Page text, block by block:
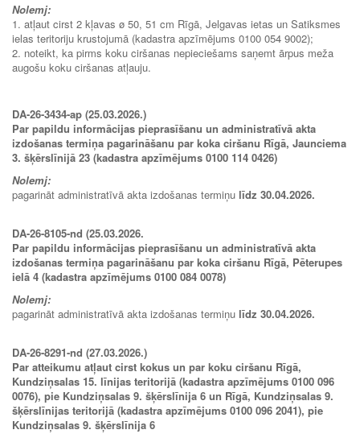
Nolemj:
1. atļaut cirst 2 kļavas ø 50, 51 cm Rīgā, Jelgavas ietas un Satiksmes
ielas teritoriju krustojumā (kadastra apzīmējums 0100 054 9002);
2. noteikt, ka pirms koku ciršanas nepieciešams saņemt ārpus meža
augošu koku ciršanas atļauju.
DA-26-3434-ap (25.03.2026.)
Par papildu informācijas pieprasīšanu un administratīvā akta
izdošanas termiņa pagarināšanu par koka ciršanu Rīgā, Jaunciema
3. šķērslīnijā 23 (kadastra apzīmējums 0100 114 0426)
Nolemj:
pagarināt administratīvā akta izdošanas termiņu līdz 30.04.2026.
DA-26-8105-nd (25.03.2026.
Par papildu informācijas pieprasīšanu un administratīvā akta
izdošanas termiņa pagarināšanu par koka ciršanu Rīgā, Pēterupes
ielā 4 (kadastra apzīmējums 0100 084 0078)
Nolemj:
pagarināt administratīvā akta izdošanas termiņu līdz 30.04.2026.
DA-26-8291-nd (27.03.2026.)
Par atteikumu atļaut cirst kokus un par koku ciršanu Rīgā,
Kundziņsalas 15. līnijas teritorijā (kadastra apzīmējums 0100 096
0076), pie Kundziņsalas 9. šķērslīnija 6 un Rīgā, Kundziņsalas 9.
šķērslīnijas teritorijā (kadastra apzīmējums 0100 096 2041), pie
Kundziņsalas 9. šķērslīnija 6